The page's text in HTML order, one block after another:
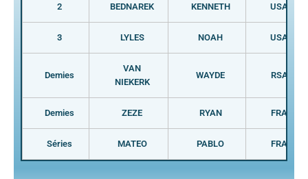
2 BEDNAREK KENNETH USA
3 LYLES NOAH USA
Demies
VAN
NIEKERK
WAYDE RSA
Demies ZEZE RYAN FRA
Séries MATEO PABLO FRA